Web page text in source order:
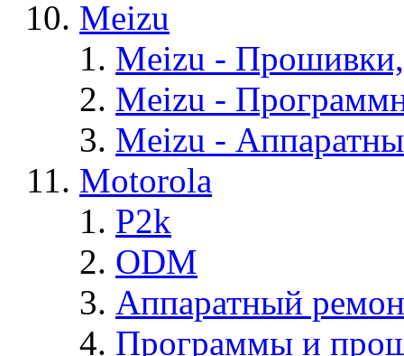
Meizu
Meizu -
Meizu -
Meizu -
Motorola
P2k
ODM
Аппаратный
Программы и